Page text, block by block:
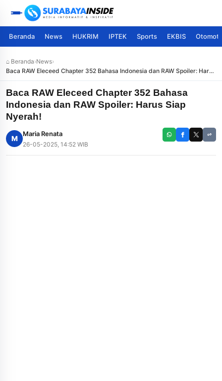
Beranda News HUKRIM IPTEK Sports EKBIS
⌂ Beranda›News›
Baca RAW Eleceed Chapter 352 Bahasa Indonesia dan RAW Spoiler: Harus
Siap Nyerah!
Baca RAW Eleceed Chapter 352 Bahasa
Indonesia dan RAW Spoiler: Harus Siap
Nyerah!
M
Maria Renata
26-05-2025, 14:52 WIB